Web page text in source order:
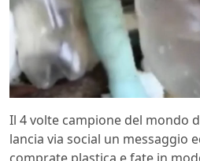
Il 4 volte campione del mondo
lancia via social un messaggio
comprate plastica e fate in